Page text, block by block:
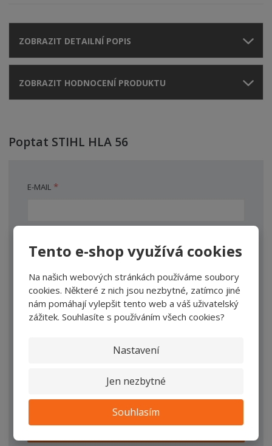
Tento e-shop využívá cookies
Na našich webových stránkách používáme soubory
cookies. Některé z nich jsou nezbytné, zatímco jiné
nám pomáhají vylepšit tento web a váš uživatelský
zážitek. Souhlasíte s používáním všech cookies?
Nastavení
Jen nezbytné
Souhlasím
ZOBRAZIT DETAILNÍ POPIS
ZOBRAZIT HODNOCENÍ PRODUKTU
Poptat STIHL HLA 56
E-MAIL *
TEXT DOTAZU *